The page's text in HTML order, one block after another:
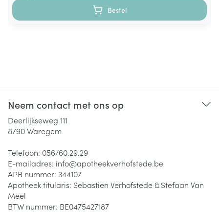
Bestel
Neem contact met ons op
Deerlijkseweg 111
8790Waregem
Telefoon: 056/60.29.29
E-mailadres: info@apotheekverhofstede.be
APB nummer: 344107
Apotheek titularis: Sebastien Verhofstede & Stefaan Van
Meel
BTW nummer: BE0475427187